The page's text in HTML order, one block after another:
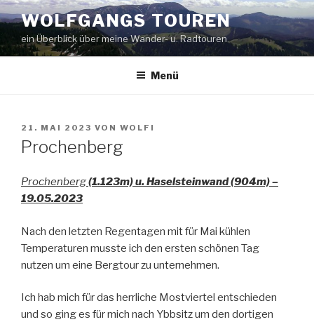
Zum
Inhalt
springen
WOLFGANGS TOUREN
ein Überblick über meine Wander- u. Radtouren
Menü
VERÖFFENTLICHT
AM
21. MAI 2023 VON WOLFI
Prochenberg
Prochenberg(1.123m) u. Haselsteinwand (904m) –
19.05.2023
Nach den letzten Regentagen mit für Mai kühlen
Temperaturen musste ich den ersten schönen Tag
nutzen um eine Bergtour zu unternehmen.
Ich hab mich für das herrliche Mostviertel entschieden
und so ging es für mich nach Ybbsitz um den dortigen